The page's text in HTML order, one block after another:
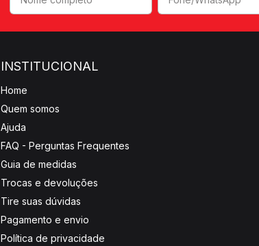
INSTITUCIONAL
Home
Quem somos
Ajuda
FAQ - Perguntas Frequentes
Guia de medidas
Trocas e devoluções
Tire suas dúvidas
Pagamento e envio
Política de privacidade